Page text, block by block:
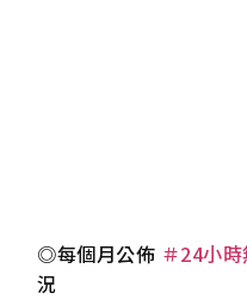
◎每個月公佈 ＃24小
況